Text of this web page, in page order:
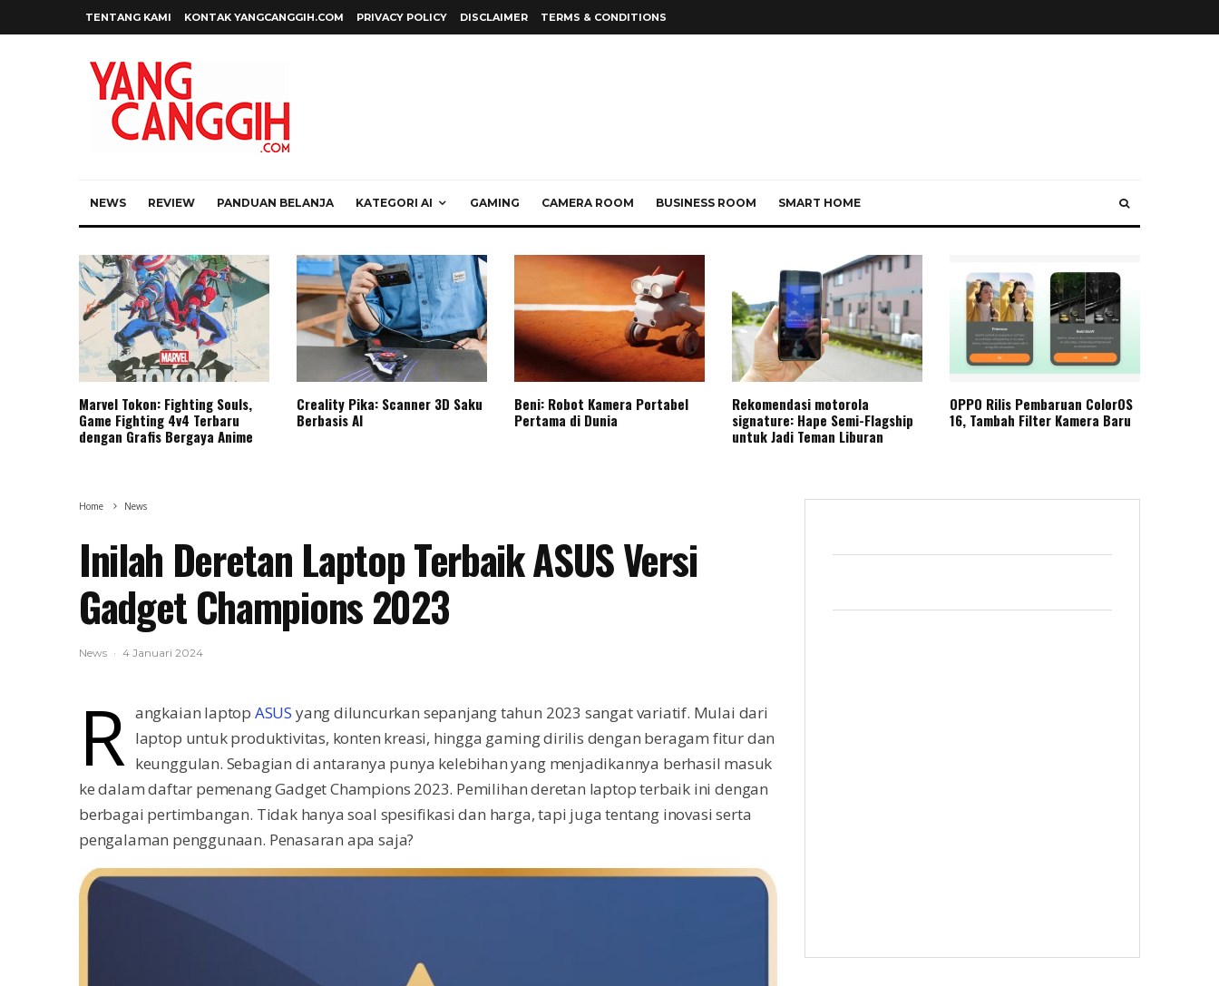
TENTANG KAMI KONTAK YANGCANGGIH.COM PRIVACY POLICY DISCLAIMER TERMS & CONDITIONS
NEWS REVIEW PANDUAN BELANJA KATEGORI AI GAMING CAMERA ROOM BUSINESS ROOM SMART HOME
Marvel Tokon: Fighting Souls,
Game Fighting 4v4 Terbaru
dengan Grafis Bergaya Anime
Creality Pika: Scanner 3D Saku
Berbasis AI
Beni: Robot Kamera Portabel
Pertama di Dunia
Rekomendasi motorola
signature: Hape Semi-Flagship
untuk Jadi Teman Liburan
OPPO Rilis Pembaruan ColorOS
16, Tambah Filter Kamera Baru
Home News
Inilah Deretan Laptop Terbaik ASUS Versi
Gadget Champions 2023
News · 4 Januari 2024
R angkaian laptop ASUS yang diluncurkan sepanjang tahun 2023 sangat variatif. Mulai dari
laptop untuk produktivitas, konten kreasi, hingga gaming dirilis dengan beragam fitur dan
keunggulan. Sebagian di antaranya punya kelebihan yang menjadikannya berhasil masuk
ke dalam daftar pemenang Gadget Champions 2023. Pemilihan deretan laptop terbaik ini dengan
berbagai pertimbangan. Tidak hanya soal spesifikasi dan harga, tapi juga tentang inovasi serta
pengalaman penggunaan. Penasaran apa saja?